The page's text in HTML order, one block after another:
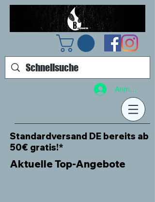
Anmelden
Standardversand DE bereits ab
50€ gratis!*
Aktuelle Top-Angebote